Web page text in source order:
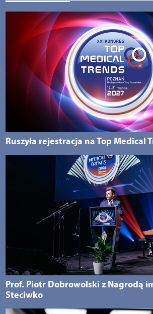
Ruszyła rejestracja na Top Medical
Prof. Piotr Dobrowolski z Nagrodą
Steciwko